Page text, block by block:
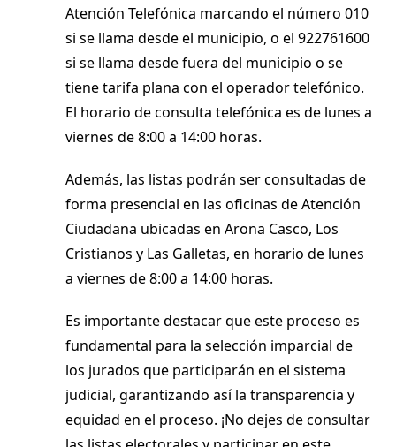
Atención Telefónica marcando el número 010
si se llama desde el municipio, o el 922761600
si se llama desde fuera del municipio o se
tiene tarifa plana con el operador telefónico.
El horario de consulta telefónica es de lunes a
viernes de 8:00 a 14:00 horas.
Además, las listas podrán ser consultadas de
forma presencial en las oficinas de Atención
Ciudadana ubicadas en Arona Casco, Los
Cristianos y Las Galletas, en horario de lunes
a viernes de 8:00 a 14:00 horas.
Es importante destacar que este proceso es
fundamental para la selección imparcial de
los jurados que participarán en el sistema
judicial, garantizando así la transparencia y
equidad en el proceso. ¡No dejes de consultar